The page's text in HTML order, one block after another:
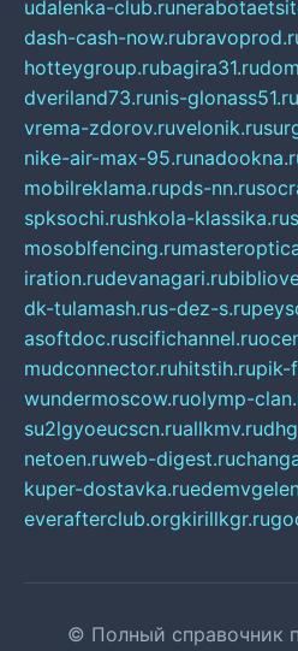
udalenka-club.ru
dash-cash-now.ru
hotteygroup.rubagira31.ru
dveriland73.runis-glonass51.ru
vrema-zdorov.ruvelonik.ru
nike-air-max-95.ru
mobilreklama.rupds-nn.ru
spksochi.rushkola-klassika.ru
mosoblfencing.ru
iration.rudevanagari.ru
dk-tulamash.rus-dez-s.ru
asoftdoc.ruscifichannel.ru
mudconnector.ruhitstih.rupik-
wundermoscow.ruolymp-
su2lgyoeucscn.ruallkmv.ru
netoen.ruweb-digest.ru
kuper-dostavka.ru
everafterclub.orgkirillkgr.ru
© Полный справочник